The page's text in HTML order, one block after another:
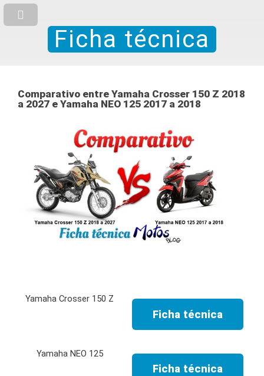
Ficha técnica
Comparativo entre Yamaha Crosser 150 Z 2018
a 2027 e Yamaha NEO 125 2017 a 2018
Ficha técnica
Ficha técnica